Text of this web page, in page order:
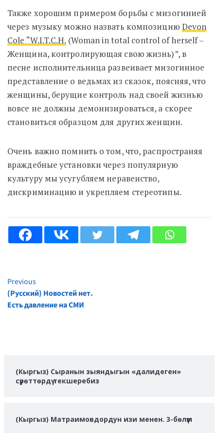
Также хорошим примером борьбы с мизогинией
через музыку можно назвать композицию Devon
Cole “W.I.T.C.H. (Woman in total control of herself –
Женщина, контролирующая свою жизнь)”, в
песне исполнительница развеивает мизогинное
представление о ведьмах из сказок, поясняя, что
женщины, берущие контроль над своей жизнью
вовсе не должны демонизироваться, а скорее
становиться образцом для других женщин.
Очень важно помнить о том, что, распространяя
враждебные установки через популярную
культуру мы усугубляем неравенство,
дискриминацию и укрепляем стереотипы.
Continue
Reading
Previous
(Русский) Новостей нет.
Есть давление на СМИ
(Кыргыз) Сыранын зыяндыгын «далидеген»
сүрөттөрдү текшеребиз
(Кыргыз) Матраимовдордун изи менен. 3-бөлүм